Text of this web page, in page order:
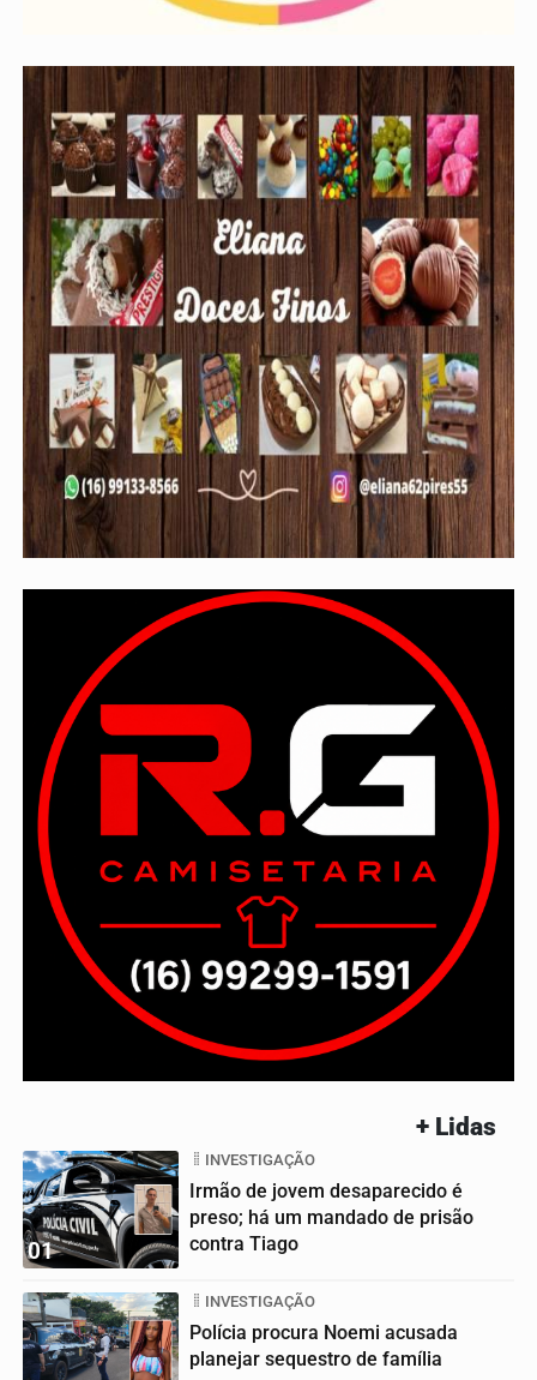
+ Lidas
01
INVESTIGAÇÃO
Irmão de jovem desaparecido é
preso; há um mandado de prisão
contra Tiago
INVESTIGAÇÃO
Polícia procura Noemi acusada
planejar sequestro de família